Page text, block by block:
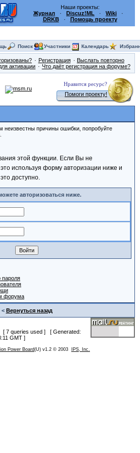
Наши проекты:
Журнал · Discuz!ML · Wiki ·
DRKB· Помощь проекту
Поиск Участники Календарь
Регистрация
Выслать повторно
активации
Что даёт регистрация на форуме?
Нравится ресурс?
Помоги проекту!
причины ошибки, попробуйте
этой функции. Если Вы не
используя форму авторизации ниже и
доступно.
авторизоваться ниже.
пароля
форума
< Вернуться назад
[ 7 queries used ] [ Generated:
GMT ]
Power Board(U) v1.2 © 2003 IPS, Inc.